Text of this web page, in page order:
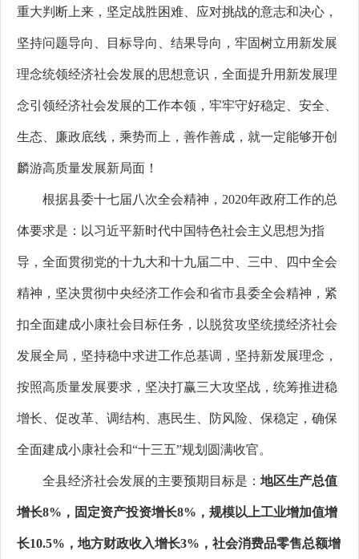
重大判断上来，坚定战胜困难、应对挑战的意志和决心，
坚持问题导向、目标导向、结果导向，牢固树立用新发展
理念统领经济社会发展的思想意识，全面提升用新发展理
念引领经济社会发展的工作本领，牢牢守好稳定、安全、
生态、廉政底线，乘势而上，善作善成，就一定能够开创
麟游高质量发展新局面！
根据县委十七届八次全会精神，2020年政府工作的总
体要求是：以习近平新时代中国特色社会主义思想为指
导，全面贯彻党的十九大和十九届二中、三中、四中全会
精神，坚决贯彻中央经济工作会和省市县委全会精神，紧
扣全面建成小康社会目标任务，以脱贫攻坚统揽经济社会
发展全局，坚持稳中求进工作总基调，坚持新发展理念，
按照高质量发展要求，坚决打赢三大攻坚战，统筹推进稳
增长、促改革、调结构、惠民生、防风险、保稳定，确保
全面建成小康社会和“十三五”规划圆满收官。
全县经济社会发展的主要预期目标是： 地区生产总值
增长8%，固定资产投资增长8%，规模以上工业增加值增
长10.5%，地方财政收入增长3%，社会消费品零售总额增